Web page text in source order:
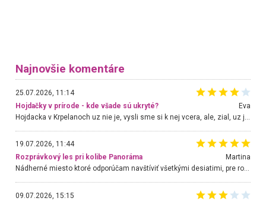
Najnovšie komentáre
25.07.2026, 11:14
Hojdačky v prírode - kde všade sú ukryté?
Eva
19.07.2026, 11:44
Rozprávkový les pri kolibe Panoráma
Martina
Nádherné miesto ktoré odporúčam navštíviť všetkými desiatimi, pre rodiny s deťmi, dôchodcom... Proste a jednoducho ozaj rozprávkový les.. určite ešte prídeme. Odniesli sme si na pamiatku krásne tričká,
09.07.2026, 15:15